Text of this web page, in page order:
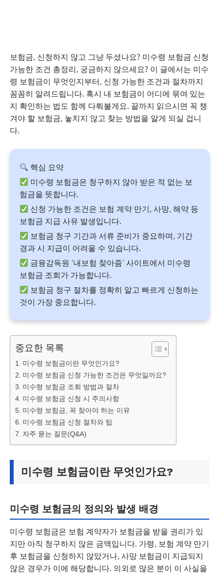
보험금, 신청하지 않고 그냥 두셨나요? 미수령 보험금 신청
가능한 조건 총정리, 궁금하지 않으세요? 이 글에서는 미수
령 보험금이 무엇인지부터, 신청 가능한 조건과 절차까지
꼼꼼히 알려드립니다. 혹시 내 보험금이 어디에 묶여 있는
지 확인하는 법도 함께 다뤄볼게요. 끝까지 읽으시면 꼭 챙
겨야 할 보험금, 놓치지 않고 찾는 방법을 알게 되실 겁니
다.
핵심 요약
미수령 보험금은 청구하지 않아 받은 적 없는 보
험금을 뜻합니다.
신청 가능한 조건은 보험 계약 만기, 사망, 해약 등
보험금 지급 사유 발생입니다.
보험금 청구 기간과 서류 준비가 중요하며, 기간
경과 시 지급이 어려울 수 있습니다.
금융감독원 ‘내보험 찾아줌’ 사이트에서 미수령
보험금 조회가 가능합니다.
보험금 청구 절차를 정확히 알고 빠르게 신청하는
것이 가장 중요합니다.
중요한 목록
미수령 보험금이란 무엇인가요?
미수령 보험금 신청 가능한 조건은 무엇일까요?
미수령 보험금 조회 방법과 절차
미수령 보험금 신청 시 주의사항
미수령 보험금, 꼭 찾아야 하는 이유
미수령 보험금 신청 절차와 팁
자주 묻는 질문(Q&A)
미수령 보험금이란 무엇인가요?
미수령 보험금의 정의와 발생 배경
미수령 보험금은 보험 계약자가 보험금을 받을 권리가 있
지만 아직 청구하지 않은 금액입니다. 가령, 보험 계약 만기
후 보험금을 신청하지 않았거나, 사망 보험금이 지급되지
않은 경우가 이에 해당합니다. 의외로 많은 분이 이 사실을